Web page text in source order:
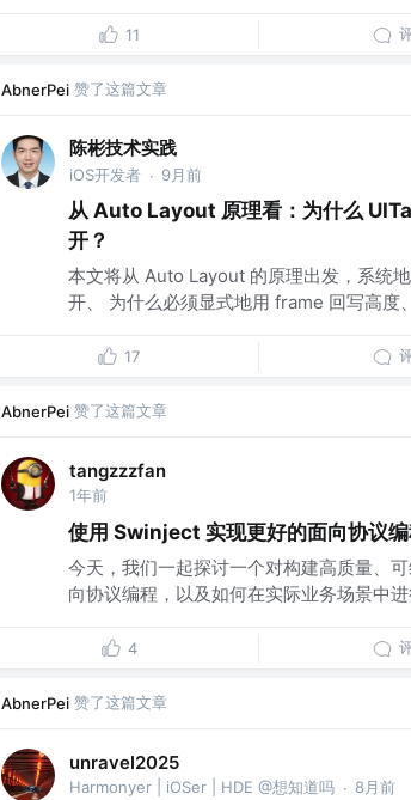
11
AbnerPei 赞了这篇文章
陈彬技术实践
iOS开发者 · 9月前
从 Auto Layout 原理看：为什么
开？
本文将从 Auto Layout 的原理出发，系统
开、 为什么必须显式地用 frame 回写高度
17
AbnerPei 赞了这篇文章
tangzzzfan
1年前
使用 Swinject 实现更好的面向协议
今天，我们一起探讨一个对构建高质量、
向协议编程，以及如何在实际业务场景中
4
AbnerPei 赞了这篇文章
unravel2025
Harmonyer | iOSer | HDE @想知道吗 · 8月前